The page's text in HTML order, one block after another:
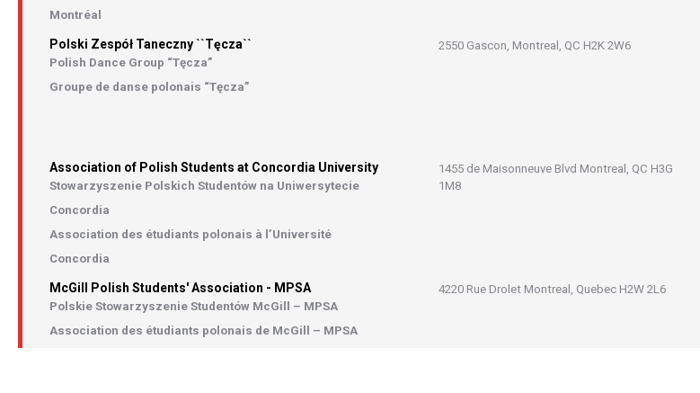
Montréal
Polski Zespół Taneczny ``Tęcza``
Polish Dance Group “Tęcza”
Groupe de danse polonais “Tęcza”
2550 Gascon, Montreal, QC H2K 2W6
Association of Polish Students at Concordia University
Stowarzyszenie Polskich Studentów na Uniwersytecie
Concordia
Association des étudiants polonais à l’Université
Concordia
1455 de Maisonneuve Blvd Montreal, QC H3G
1M8
McGill Polish Students' Association - MPSA
Polskie Stowarzyszenie Studentów McGill – MPSA
Association des étudiants polonais de McGill – MPSA
4220 Rue Drolet Montreal, Quebec H2W 2L6